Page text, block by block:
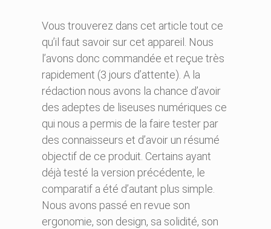
Vous trouverez dans cet article tout ce
qu’il faut savoir sur cet appareil. Nous
l’avons donc commandée et reçue très
rapidement (3 jours d’attente). A la
rédaction nous avons la chance d’avoir
des adeptes de liseuses numériques ce
qui nous a permis de la faire tester par
des connaisseurs et d’avoir un résumé
objectif de ce produit. Certains ayant
déjà testé la version précédente, le
comparatif a été d’autant plus simple.
Nous avons passé en revue son
ergonomie, son design, sa solidité, son